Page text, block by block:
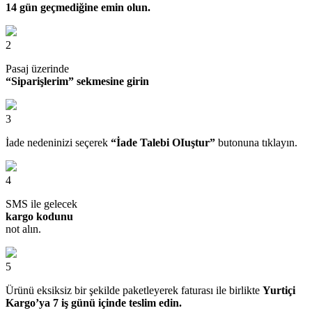
14 gün geçmediğine emin olun.
2
Pasaj üzerinde
“Siparişlerim” sekmesine girin
3
İade nedeninizi seçerek “İade Talebi OIuştur” butonuna tıklayın.
4
SMS ile gelecek
kargo kodunu
not alın.
5
Ürünü eksiksiz bir şekilde paketleyerek faturası ile birlikte Yurtiçi
Kargo’ya 7 iş günü içinde teslim edin.